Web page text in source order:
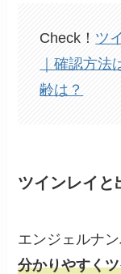
Check！ ツ
｜確認方
齢は？
ツインレイと
エンジェルナ
分かりやすく